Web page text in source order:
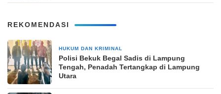
REKOMENDASI
HUKUM DAN KRIMINAL
Polisi Bekuk Begal Sadis di Lampung
Tengah, Penadah Tertangkap di Lampung
Utara